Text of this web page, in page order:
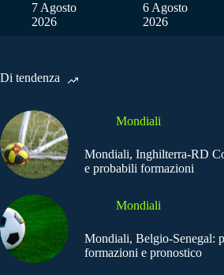
7 Agosto
2026
6 Agosto
2026
Di tendenza
Mondiali
Mondiali, Inghilterra-RD
e probabili formazioni
Mondiali
Mondiali, Belgio-Senegal:
formazioni e pronostico